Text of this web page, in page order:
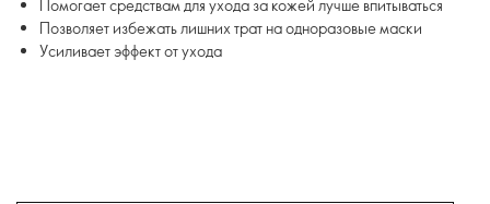
Помогает средствам для ухода за кожей лучше впитываться
Позволяет избежать лишних трат на одноразовые маски
Усиливает эффект от ухода